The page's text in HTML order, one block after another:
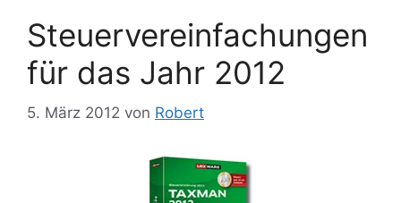
Steuervereinfachungen
für das Jahr 2012
5. März 2012 von Robert